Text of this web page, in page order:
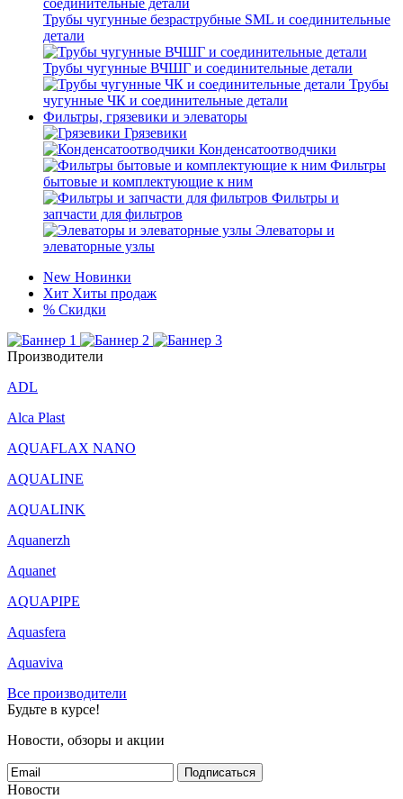
Трубы чугунные безраструбные SML и соединительные
детали
Трубы чугунные ВЧШГ и соединительные детали
Трубы
чугунные ЧК и соединительные детали
Фильтры, грязевики и элеваторы
Грязевики
Конденсатоотводчики
Фильтры
бытовые и комплектующие к ним
Фильтры и
запчасти для фильтров
Элеваторы и
элеваторные узлы
New Новинки
Хит Хиты продаж
% Скидки
Производители
ADL
Alca Plast
AQUAFLAX NANO
AQUALINE
AQUALINK
Aquanerzh
Aquanet
AQUAPIPE
Aquasfera
Aquaviva
Все производители
Будьте в курсе!
Новости, обзоры и акции
Подписаться
Новости